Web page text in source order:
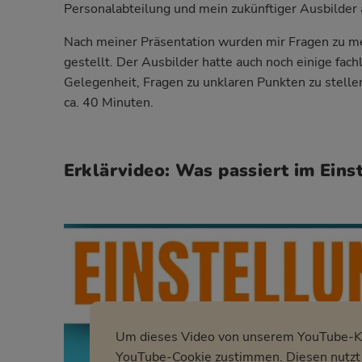
Personalabteilung und mein zukünftiger Ausbilder
Nach meiner Präsentation wurden mir Fragen zu
gestellt. Der Ausbilder hatte auch noch einige
Gelegenheit, Fragen zu unklaren Punkten zu
ca. 40 Minuten.
Erklärvideo: Was passiert im
Um dieses Video von unserem YouTube-
YouTube-Cookie zustimmen. Diesen